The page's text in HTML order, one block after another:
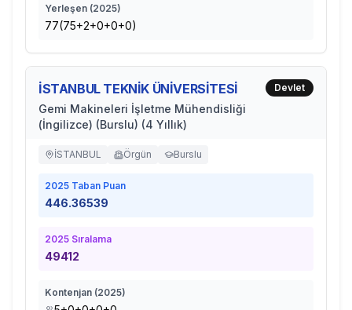
Yerleşen (2025)
77(75+2+0+0+0)
İSTANBUL TEKNİK ÜNİVERSİTESİ
Gemi Makineleri İşletme Mühendisliği
(İngilizce) (Burslu) (4 Yıllık)
Devlet
İSTANBUL Örgün Burslu
2025 Taban Puan
446.36539
2025 Sıralama
49412
Kontenjan (2025)